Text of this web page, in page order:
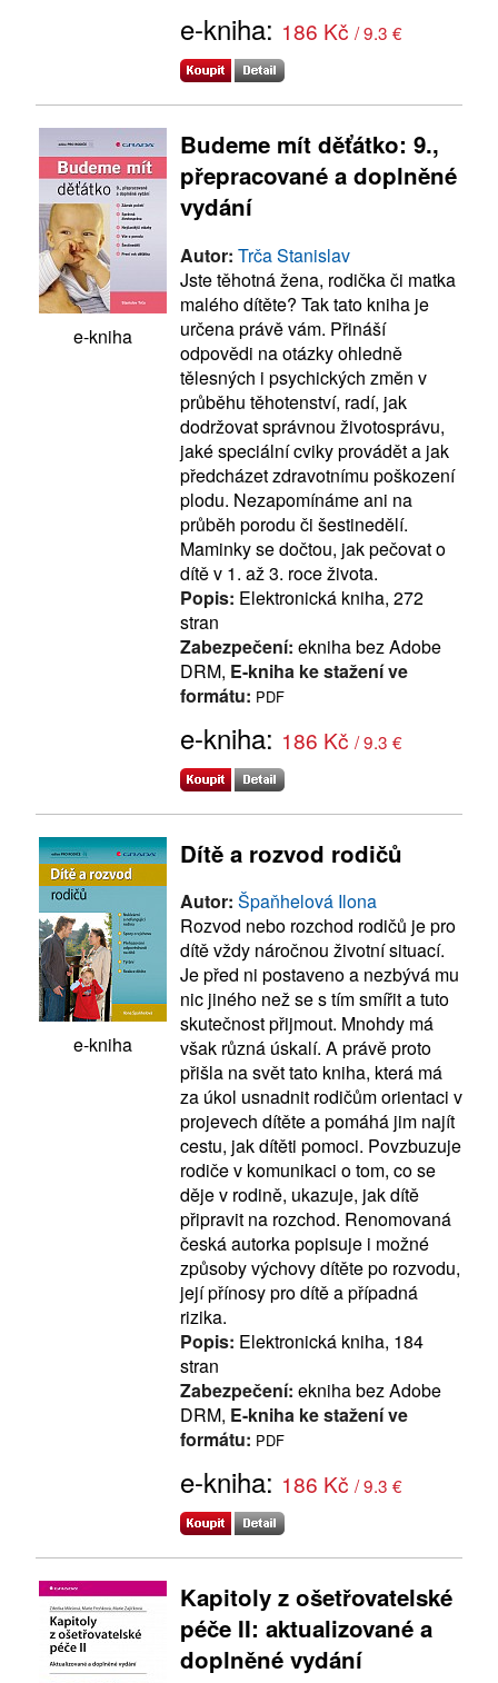
e-kniha: 186 Kč / 9.3 €
e-kniha
Budeme mít děťátko: 9.,
přepracované a doplněné
vydání
Autor: Trča Stanislav
Jste těhotná žena, rodička či matka
malého dítěte? Tak tato kniha je
určena právě vám. Přináší
odpovědi na otázky ohledně
tělesných i psychických změn v
průběhu těhotenství, radí, jak
dodržovat správnou životosprávu,
jaké speciální cviky provádět a jak
předcházet zdravotnímu poškození
plodu. Nezapomínáme ani na
průběh porodu či šestinedělí.
Maminky se dočtou, jak pečovat o
dítě v 1. až 3. roce života.
Popis: Elektronická kniha, 272
stran
Zabezpečení: ekniha bez Adobe
DRM, E-kniha ke stažení ve
formátu: PDF
e-kniha: 186 Kč / 9.3 €
e-kniha
Dítě a rozvod rodičů
Autor: Špaňhelová Ilona
Rozvod nebo rozchod rodičů je pro
dítě vždy náročnou životní situací.
Je před ni postaveno a nezbývá mu
nic jiného než se s tím smířit a tuto
skutečnost přijmout. Mnohdy má
však různá úskalí. A právě proto
přišla na svět tato kniha, která má
za úkol usnadnit rodičům orientaci v
projevech dítěte a pomáhá jim najít
cestu, jak dítěti pomoci. Povzbuzuje
rodiče v komunikaci o tom, co se
děje v rodině, ukazuje, jak dítě
připravit na rozchod. Renomovaná
česká autorka popisuje i možné
způsoby výchovy dítěte po rozvodu,
její přínosy pro dítě a případná
rizika.
Popis: Elektronická kniha, 184
stran
Zabezpečení: ekniha bez Adobe
DRM, E-kniha ke stažení ve
formátu: PDF
e-kniha: 186 Kč / 9.3 €
Kapitoly z ošetřovatelské
péče II: aktualizované a
doplněné vydání